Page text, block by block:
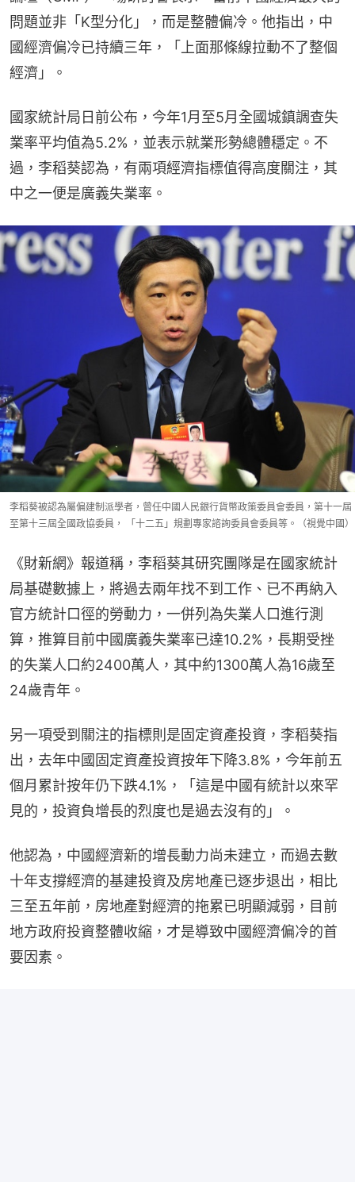
問題並非「K型分化」，而是整體偏冷。他指出，中
國經濟偏冷已持續三年，「上面那條線拉動不了整個
經濟」。
國家統計局日前公布，今年1月至5月全國城鎮調查失
業率平均值為5.2%，並表示就業形勢總體穩定。不
過，李稻葵認為，有兩項經濟指標值得高度關注，其
中之一便是廣義失業率。
李稻葵被認為屬偏建制派學者，曾任中國人民銀行貨幣政策委員會委員，第十一屆
至第十三屆全國政協委員， 「十二五」規劃專家諮詢委員會委員等。（視覺中國）
《財新網》報道稱，李稻葵其研究團隊是在國家統計
局基礎數據上，將過去兩年找不到工作、已不再納入
官方統計口徑的勞動力，一併列為失業人口進行測
算，推算目前中國廣義失業率已達10.2%，長期受挫
的失業人口約2400萬人，其中約1300萬人為16歲至
24歲青年。
另一項受到關注的指標則是固定資產投資，李稻葵指
出，去年中國固定資產投資按年下降3.8%，今年前五
個月累計按年仍下跌4.1%，「這是中國有統計以來罕
見的，投資負增長的烈度也是過去沒有的」。
他認為，中國經濟新的增長動力尚未建立，而過去數
十年支撐經濟的基建投資及房地產已逐步退出，相比
三至五年前，房地產對經濟的拖累已明顯減弱，目前
地方政府投資整體收縮，才是導致中國經濟偏冷的首
要因素。